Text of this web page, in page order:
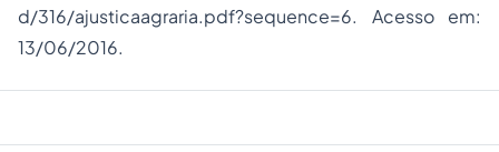
d/316/ajusticaagraria.pdf?sequence=6. Acesso em:
13/06/2016.